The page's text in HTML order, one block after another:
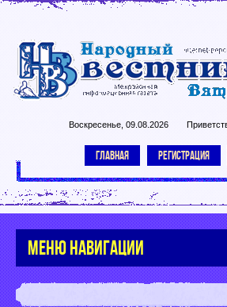
Воскресенье, 09.08.2026
ГЛАВНАЯ РЕГИСТРАЦИЯ
МЕНЮ НАВИГАЦИИ